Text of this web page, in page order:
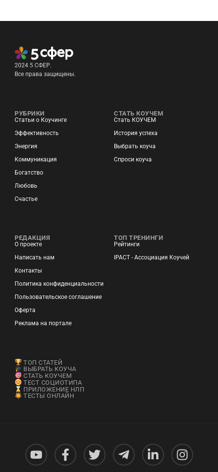
2024 5 СФЕР.
Все права защищены.
РУБРИКИ
Статьи о Коучинге
Эффективность
Энергия
Коммуникация
Богатство
Любовь
Счастье
СТАТЬ КОУЧЕМ
Стать КОУЧЕМ
История успеха
Выбрать коуча
Спроси коуча
РЕДАКЦИЯ
О проекте
Написать нам
Контакты
Политика конфиденциальности
Пользовательское соглашение
Оферта
Реклама на портале
ТОП ТРЕНИНГИ
Рейтинги
IPACT - Ассоциация Коучей
ТОП СТАТЕЙ
ВЫБРАТЬ КОУЧА
СТАТЬ КОУЧЕМ
ТЕСТ СОЦИОТИПА
ПРИЛОЖЕНИЕ НЛП
ТЕСТЫ ОНЛАЙН